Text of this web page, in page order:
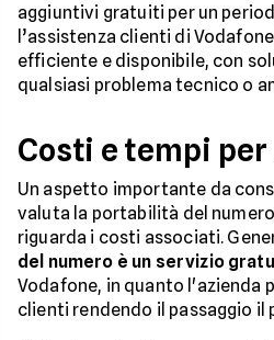
aggiuntivi gratuiti per un
l’assistenza clienti di
efficiente e disponibile, con
qualsiasi problema tecnico o
Costi e tempi
Un aspetto importante da
valuta la portabilità del
riguarda i costi associati.
del numero è un servizio
Vodafone, in quanto l'azienda
clienti rendendo il passaggio il